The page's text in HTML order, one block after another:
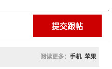
阅读更多： 手机 苹果